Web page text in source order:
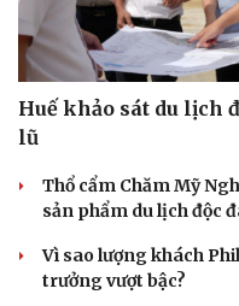
Huế khảo sát du lịch
lũ
Thổ cẩm Chăm Mỹ
sản phẩm du lịch độc
Vì sao lượng khách
trưởng vượt bậc?